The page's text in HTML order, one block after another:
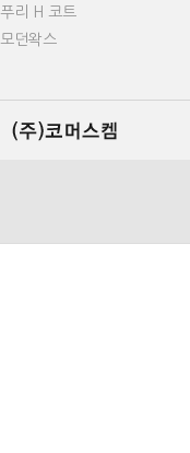
푸리 H 코트
모던왁스